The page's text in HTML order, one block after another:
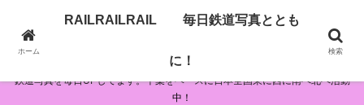
RAILRAILRAIL 毎日鉄道写真とともに！
鉄道写真を毎日UPしてます。千葉をベースに日本全国東に西に南へ北へ活動
中！
ホーム
RAILRAILRAIL 毎日鉄道写真ととも
に！
検索